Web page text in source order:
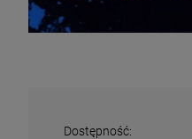
Dostępność: